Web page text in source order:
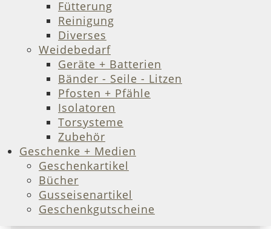
Fütterung
Reinigung
Diverses
Weidebedarf
Geräte + Batterien
Bänder - Seile - Litzen
Pfosten + Pfähle
Isolatoren
Torsysteme
Zubehör
Geschenke + Medien
Geschenkartikel
Bücher
Gusseisenartikel
Geschenkgutscheine